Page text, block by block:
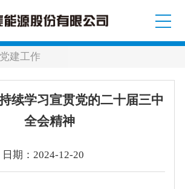
党建工作
续学习宣贯党的二十届三中
全会精神
日期：2024-12-20